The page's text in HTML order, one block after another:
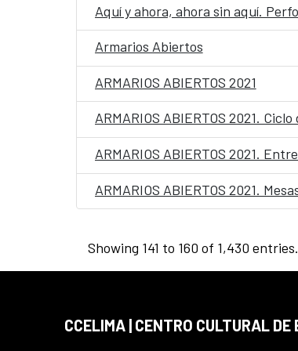
Aquí y ahora, ahora sin aquí.
Armarios Abiertos
ARMARIOS ABIERTOS 2021
ARMARIOS ABIERTOS 2021.
ARMARIOS ABIERTOS 2021.
ARMARIOS ABIERTOS 2021.
Showing 141 to 160 of 1,430 entries.
CCELIMA | CENTRO CULTURAL